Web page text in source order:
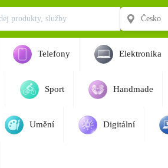
Telefony Elektronika
Sport Handmade
Umění Digitální